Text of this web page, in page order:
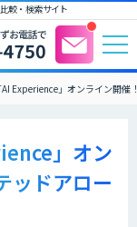
較・検索サイト
Experience」オンライン開催
」オン
ッドアロー